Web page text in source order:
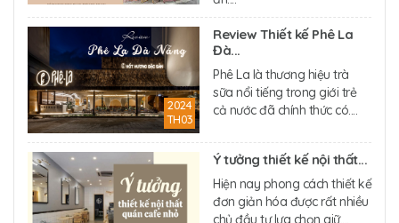
2024
TH03
Review Thiết kế Phê La
Đà...
Phê La là thương hiệu trà
sữa nổi tiếng trong giới trẻ
cả nước đã chính thức có....
Ý tưởng thiết kế nội thất...
Hiện nay phong cách thiết kế
đơn giản hóa được rất nhiều
chủ đầu tư lựa chọn giữ....